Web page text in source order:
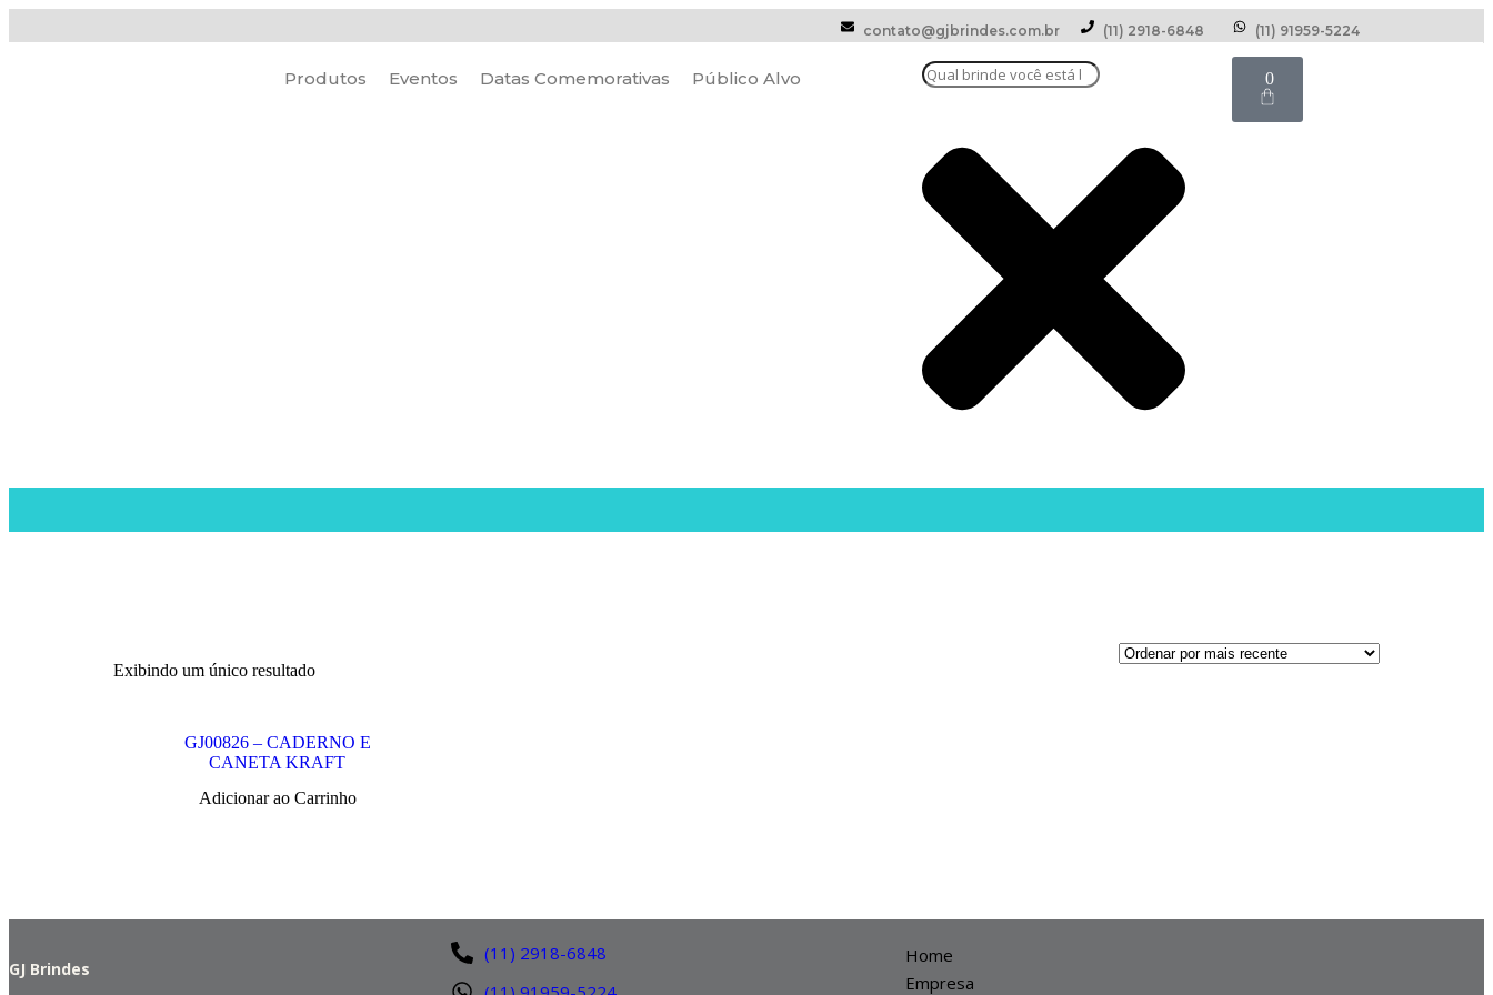
contato@gjbrindes.com.br (11) 2918-6848 (11) 91959-5224
Produtos Eventos Datas Comemorativas Público Alvo 0
Exibindo um único resultado
GJ00826 – CADERNO E
CANETA KRAFT
Adicionar ao Carrinho
GJ Brindes
(11) 2918-6848
Home
Empresa